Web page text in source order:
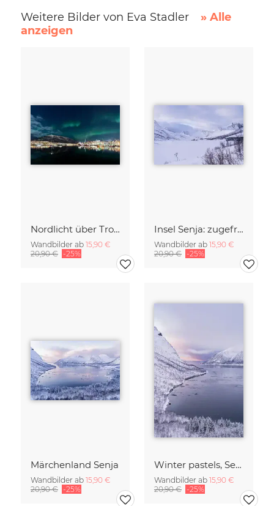
Weitere Bilder von Eva Stadler
» Alle
anzeigen
Nordlicht über Tromsø, Nordnorwegen
Wandbilder ab 15,90 €
20,90 € -25%
Insel Senja: zugefrorene Medfjordbotnvatnan
Wandbilder ab 15,90 €
20,90 € -25%
Märchenland Senja
Wandbilder ab 15,90 €
20,90 € -25%
Winter pastels, Senja, Northern Norway
Wandbilder ab 15,90 €
20,90 € -25%